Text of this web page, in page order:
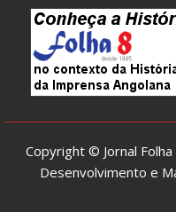
Copyright © Jornal
Desenvolvimento e